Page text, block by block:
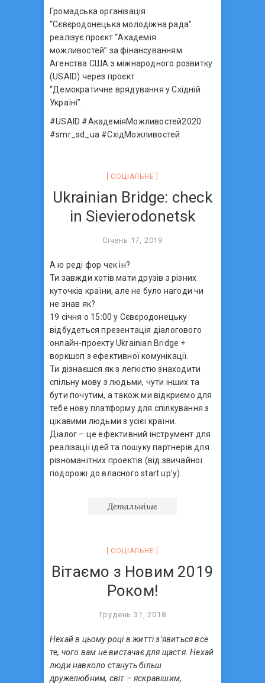
Громадська організація
“Сєвєродонецька молодіжна рада”
реалізує проєкт “Академія
можливостей” за фінансуванням
Агенства США з міжнародного розвитку
(USAID) через проєкт
“Демократичне врядування у Східній
Україні”.
#USAID #АкадеміяМожливостей2020
#smr_sd_ua #СхідМожливостей
СОЦIАЛЬНЕ
Ukrainian Bridge: check
in Sievierodonetsk
Січень 17, 2019
А ю реді фор чек ін?
Ти завжди хотів мати друзів з різних
куточків країни, але не було нагоди чи
не знав як?
19 січня о 15:00 у Сєвєродонецьку
відбудеться презентація діалогового
онлайн-проекту Ukrainian Bridge +
воркшоп з ефективної комунікації.
Ти дізнаєшся як з легкістю знаходити
спільну мову з людьми, чути інших та
бути почутим, а також ми відкриємо для
тебе нову платформу для спілкування з
цікавими людьми з усієї країни.
Діалог – це ефективний інструмент для
реалізації ідей та пошуку партнерів для
різноманітних проектів (від звичайної
подорожі до власного start up’у).
Детальніше
СОЦIАЛЬНЕ
Вітаємо з Новим 2019
Роком!
Грудень 31, 2018
Нехай в цьому році в житті з’явиться все
те, чого вам не вистачає для щастя. Нехай
люди навколо стануть більш
дружелюбним, світ – яскравішим,